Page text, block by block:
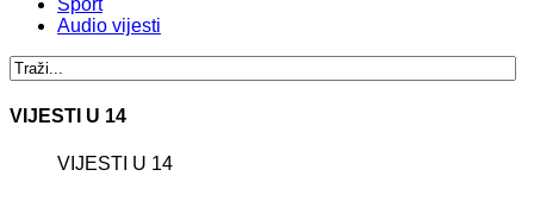
Sport
Audio vijesti
VIJESTI U 14
VIJESTI U 14